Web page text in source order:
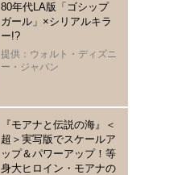
80年代LA版「ゴシップ
ガール」×シリアルキラ
ー!?
提供：ウォルト・ディズニ
ー・ジャパン
『モアナと伝説の海』＜
超＞実写版でスケールア
ップ＆パワーアップ！等
身大ヒロイン・モアナの